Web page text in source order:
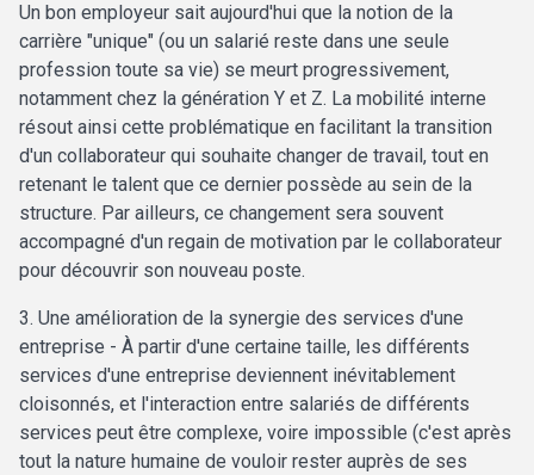
Un bon employeur sait aujourd'hui que la notion de la
carrière "unique" (ou un salarié reste dans une seule
profession toute sa vie) se meurt progressivement,
notamment chez la génération Y et Z. La mobilité interne
résout ainsi cette problématique en facilitant la transition
d'un collaborateur qui souhaite changer de travail, tout en
retenant le talent que ce dernier possède au sein de la
structure. Par ailleurs, ce changement sera souvent
accompagné d'un regain de motivation par le collaborateur
pour découvrir son nouveau poste.
3. Une amélioration de la synergie des services d'une
entreprise - À partir d'une certaine taille, les différents
services d'une entreprise deviennent inévitablement
cloisonnés, et l'interaction entre salariés de différents
services peut être complexe, voire impossible (c'est après
tout la nature humaine de vouloir rester auprès de ses